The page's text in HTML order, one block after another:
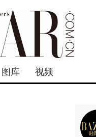
图库 视频